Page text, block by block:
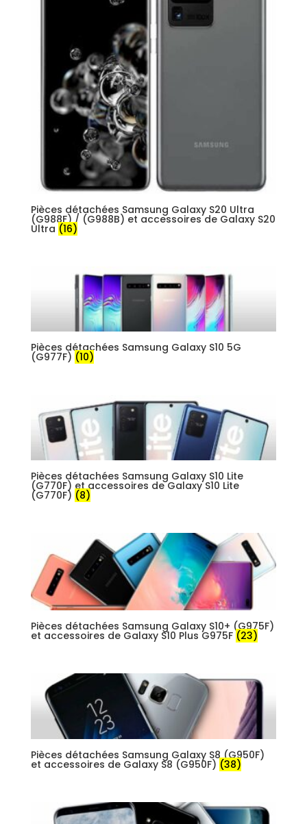
Pièces détachées Samsung Galaxy S20 Ultra
(G988F) / (G988B) et accessoires de Galaxy S20
Ultra (16)
Pièces détachées Samsung Galaxy S10 5G
(G977F) (10)
Pièces détachées Samsung Galaxy S10 Lite
(G770F) et accessoires de Galaxy S10 Lite
(G770F) (8)
Pièces détachées Samsung Galaxy S10+ (G975F)
et accessoires de Galaxy S10 Plus G975F(23)
Pièces détachées Samsung Galaxy S8 (G950F)
et accessoires de Galaxy S8 (G950F) (38)